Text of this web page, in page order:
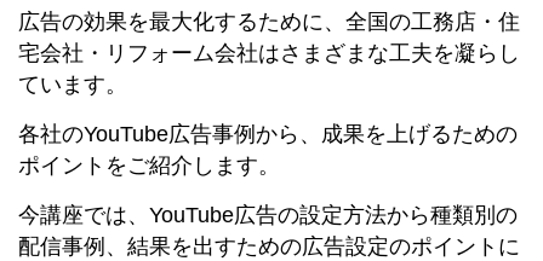
広告の効果を最大化するために、全国の工務店・住
宅会社・リフォーム会社はさまざまな工夫を凝らし
ています。
各社のYouTube広告事例から、成果を上げるための
ポイントをご紹介します。
今講座では、YouTube広告の設定方法から種類別の
配信事例、結果を出すための広告設定のポイントに